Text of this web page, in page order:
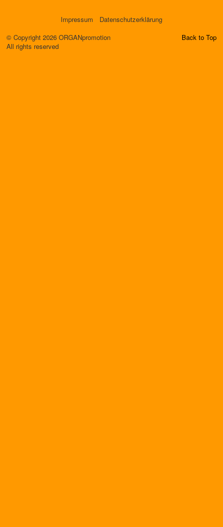
Impressum
Datenschutzerklärung
© Copyright 2026 ORGANpromotion
All rights reserved
Back to Top